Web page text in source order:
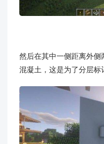
然后在其中一侧距离外
混凝土，这是为了分层标